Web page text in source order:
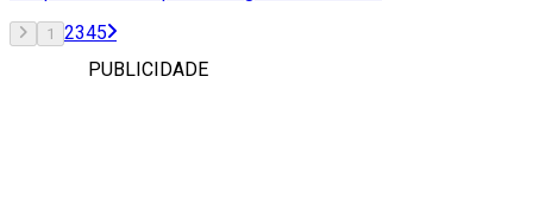
1 2345
PUBLICIDADE